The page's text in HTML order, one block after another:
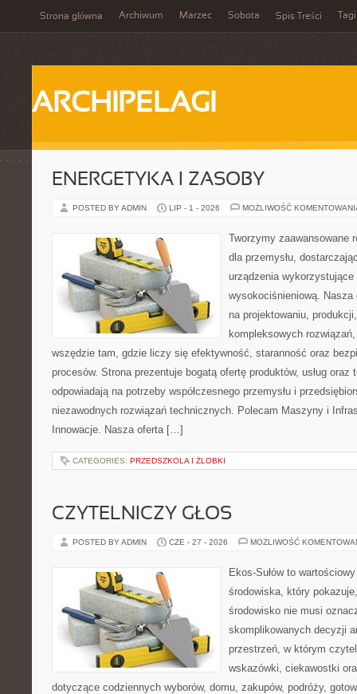
Strona główna Archiwum Marzec Sobota Spis Treści Tagi
ARCHIPELAGI
ENERGETYKA I ZASOBY
POSTED BY ADMIN LIP - 1 - 2026 MOŻLIWOŚĆ
Tworzymy zaawansowane
dla przemysłu,
urządzenia wykorzystujące
wysokociśnieniową. Nasza
na projektowaniu,
kompleksowych
wszędzie tam, gdzie liczy się efektywność, staranność oraz
procesów. Strona prezentuje bogatą ofertę produktów, usług oraz
odpowiadają na potrzeby współczesnego przemysłu i
niezawodnych rozwiązań technicznych. Polecam Maszyny i
Innowacje. Nasza oferta […]
CATEGORIES: PRZEDSZKOLA I ŻLOBKI
CZYTELNICZY GŁOS
POSTED BY ADMIN CZE - 27 - 2026 MOŻLIWOŚĆ
Ekos-Sułów to
środowiska, który
środowisko nie musi
skomplikowanych decyzji
przestrzeń, w którym
wskazówki, ciekawostki
dotyczące codziennych wyborów, domu, zakupów, podróży,